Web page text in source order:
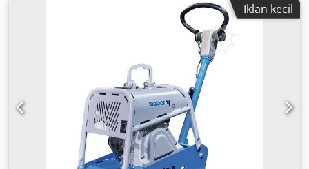
Iklan kecil